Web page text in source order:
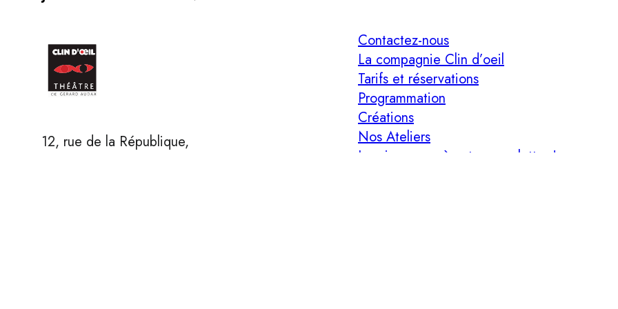
12, rue de la République,
Contactez-nous
La compagnie Clin d’oeil
Tarifs et réservations
Programmation
Créations
Nos Ateliers
Inscrivez-vous à notre newsletter !